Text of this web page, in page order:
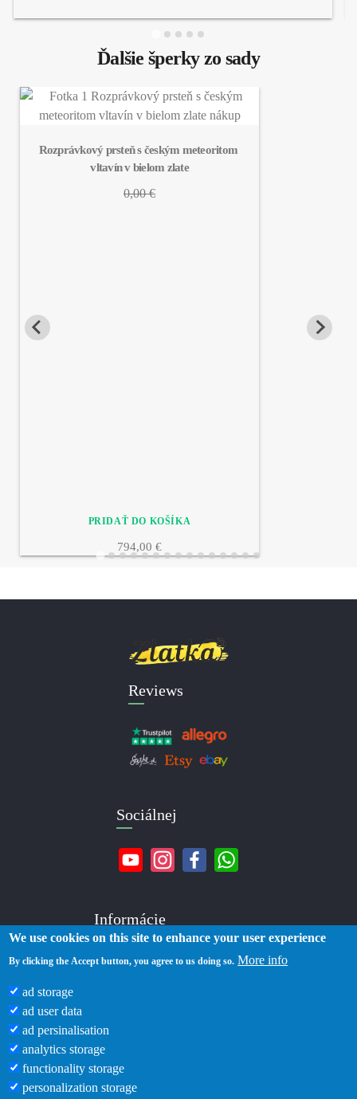
Ďalšie šperky zo sady
Rozprávkový prsteň s českým meteoritom
vltavín v bielom zlate
0,00 €
794,00 €
Reviews
Sociálnej
Informácie
O nás
Zásady ochrany osobných údajov
Podmienky používania
Blog
We use cookies on this site to enhance your user experience
By clicking the Accept button, you agree to us doing so. More info
ad storage
ad user data
ad persinalisation
analytics storage
functionality storage
personalization storage